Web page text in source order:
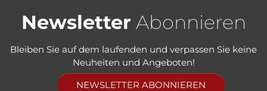
Newsletter Abonnieren
Bleiben Sie auf dem laufenden und verpassen Sie keine
Neuheiten und Angeboten!
NEWSLETTER ABONNIEREN